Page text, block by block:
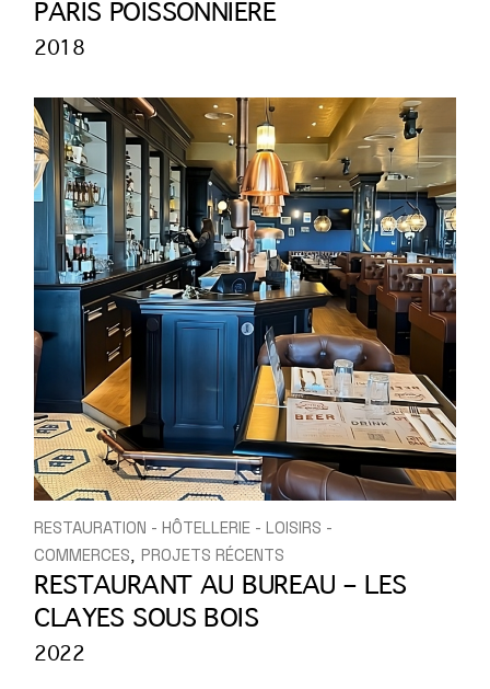
PARIS POISSONNIERE
2018
RESTAURATION - HÔTELLERIE - LOISIRS -
COMMERCES PROJETS RÉCENTS
RESTAURANT AU BUREAU – LES
CLAYES SOUS BOIS
2022